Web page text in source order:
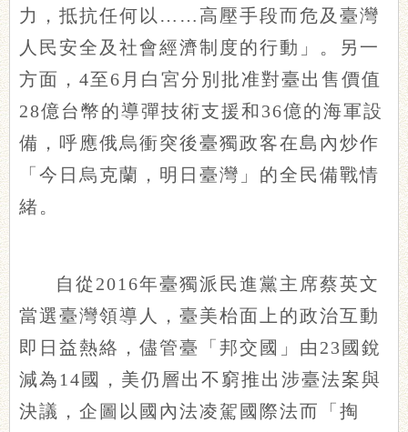
力，抵抗任何以……高壓手段而危及臺灣
人民安全及社會經濟制度的行動」。另一
方面，4至6月白宮分別批准對臺出售價值
28億台幣的導彈技術支援和36億的海軍設
備，呼應俄烏衝突後臺獨政客在島內炒作
「今日烏克蘭，明日臺灣」的全民備戰情
緒。
自從2016年臺獨派民進黨主席蔡英文
當選臺灣領導人，臺美枱面上的政治互動
即日益熱絡，儘管臺「邦交國」由23國銳
減為14國，美仍層出不窮推出涉臺法案與
決議，企圖以國內法凌駕國際法而「掏